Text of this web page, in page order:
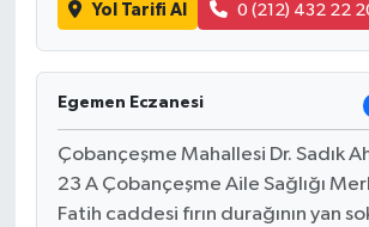
Yol Tarifi Al 0 (212) 432 22
Egemen Eczanesi
Çobançeşme Mahallesi Dr. Sadık
23 A Çobançeşme Aile Sağlığı
Fatih caddesi fırın durağının yan